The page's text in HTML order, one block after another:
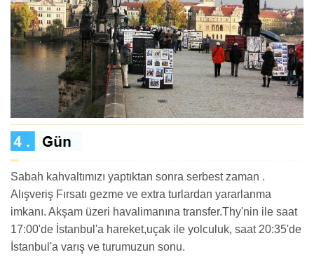
Sabah kahvaltımızı yaptıktan sonra serbest zaman .
Alışveriş Fırsatı gezme ve extra turlardan yararlanma
imkanı. Akşam üzeri havalimanına transfer.Thy'nin ile saat
17:00'de İstanbul'a hareket,uçak ile yolculuk, saat 20:35'de
İstanbul'a varış ve turumuzun sonu.